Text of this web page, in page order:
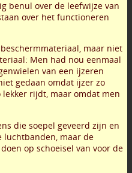
benul over de leefwijze van
over het functioneren
maar niet
Men had nou eenmaal
van een ijzeren
gedaan omdat ijzer zo
rijdt, maar omdat men
die soepel geveerd zijn en
luchtbanden, maar de
op schoeisel van voor de